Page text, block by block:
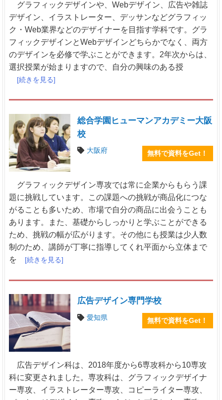
グラフィックデザインや、Webデザイン、広告や雑誌
デザイン、イラストレーター、デッサンなどグラフィッ
ク・Web業界などのデザイナーを目指す学科です。グラ
フィックデザインとWebデザインどちらかでなく、両方
のデザインを必修で学ぶことができます。2年次からは、
選択授業が始まりますので、自分の興味のある授
[続きを見る]
総合学園ヒューマンアカデミー大阪
校
大阪府 無料で資料をGet！
グラフィックデザイン専攻では常に企業からもらう課
題に挑戦しています。この課題への挑戦が商品化につな
がることも多いため、市場で自分の商品に出会うことも
あります。また、基礎からしっかりと学ぶことができる
ため、挑戦の幅が広がります。その他にも授業は少人数
制のため、講師が丁寧に指導してくれ平面から立体まで
を
[続きを見る]
広告デザイン専門学校
愛知県 無料で資料をGet！
広告デザイン科は、2018年度から6専攻科から10専攻
科に変更されました。専攻科は、グラフィックデザイナ
ー専攻、イラストレーター専攻、コピーライター専攻、